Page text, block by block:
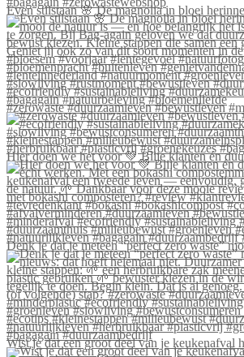
Even stilstaan 🌸 De magnolia in bloei
#zerowaste #duurzaamleven #bewustleven
Hier doen we het voor 💚 Blije klanten én
Denk je dat je meteen “perfect zero waste”
Wist je dat een groot deel van je keukenafval